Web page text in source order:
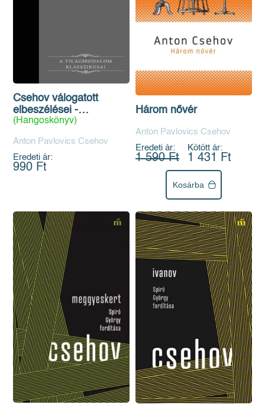
Csehov válogatott
elbeszélései -
Hangoskönyv
(Hangoskönyv)
Anton Pavlovics Csehov
Eredeti ár:
990 Ft
Három nővér
Anton Pavlovics Csehov
Eredeti ár:
1 590 Ft
Kötött ár:
1 431 Ft
Kosárba